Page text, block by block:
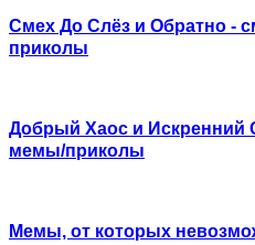
Смех До Слёз и Обратно -
приколы
Добрый Хаос и
мемы/приколы
Мемы, от которых